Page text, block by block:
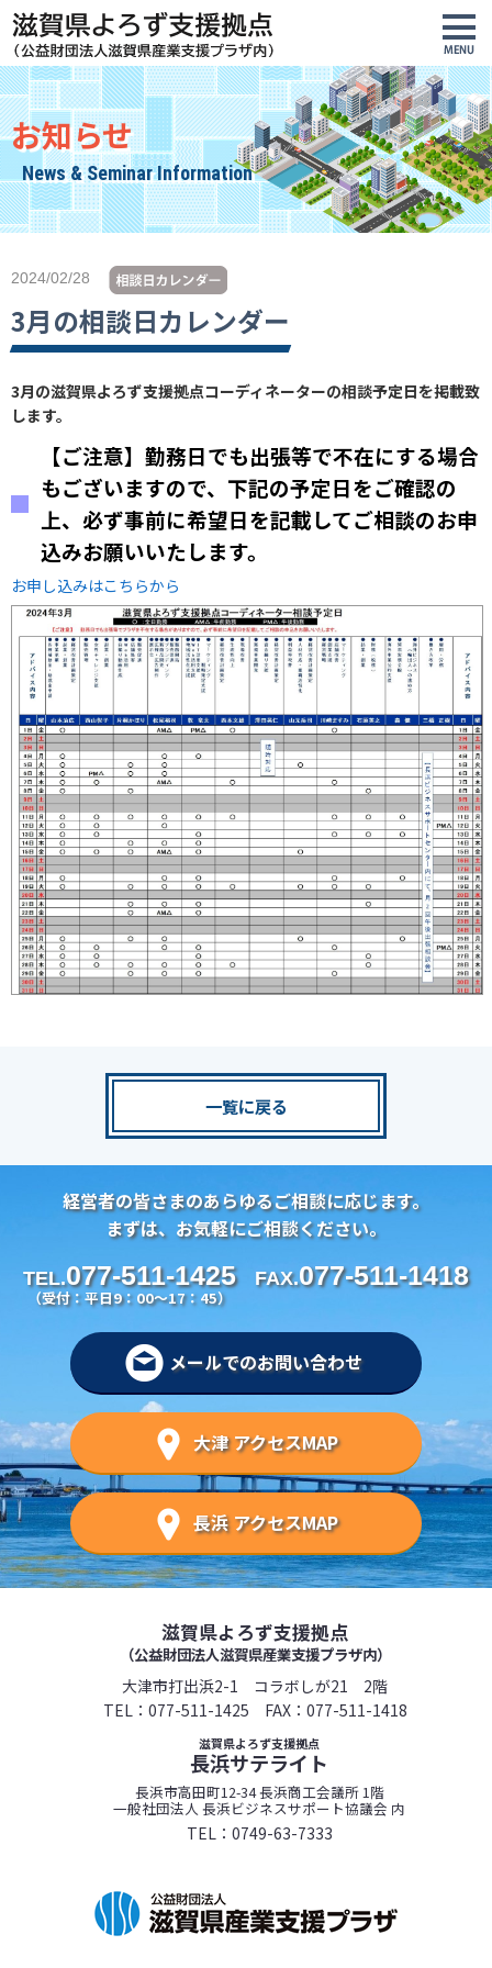
お知らせ
News & Seminar Information
2024/02/28
3月の相談日カレンダー
3月の滋賀県よろず支援拠点コーディネーターの相談予定日を掲載致
します。
【ご注意】勤務日でも出張等で不在にする場合
もございますので、下記の予定日をご確認の
上、必ず事前に希望日を記載してご相談のお申
込みお願いいたします。
お申し込みはこちらから
一覧に戻る
経営者の皆さまのあらゆるご相談に応じます。
まずは、お気軽にご相談ください。
TEL.077-511-1425
（受付：平日9：00～17：45）
FAX.077-511-1418
メールでのお問い合わせ
大津 アクセスMAP
長浜 アクセスMAP
滋賀県よろず支援拠点
（公益財団法人滋賀県産業支援プラザ内）
大津市打出浜2-1 コラボしが21 2階
TEL： 077-511-1425 FAX：077-511-1418
滋賀県よろず支援拠点
長浜サテライト
長浜市高田町12-34 長浜商工会議所 1階
一般社団法人 長浜ビジネスサポート協議会 内
TEL： 0749-63-7333